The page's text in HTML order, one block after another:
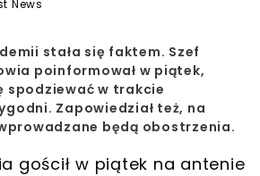
News
stała się faktem. Szef
poinformował w piątek,
spodziewać w trakcie
Zapowiedział też, na
będą obostrzenia.
gościł w piątek na antenie